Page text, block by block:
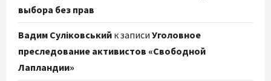
выбора без прав
Вадим Суліковський к записи Уголовное
преследование активистов «Свободной
Лапландии»